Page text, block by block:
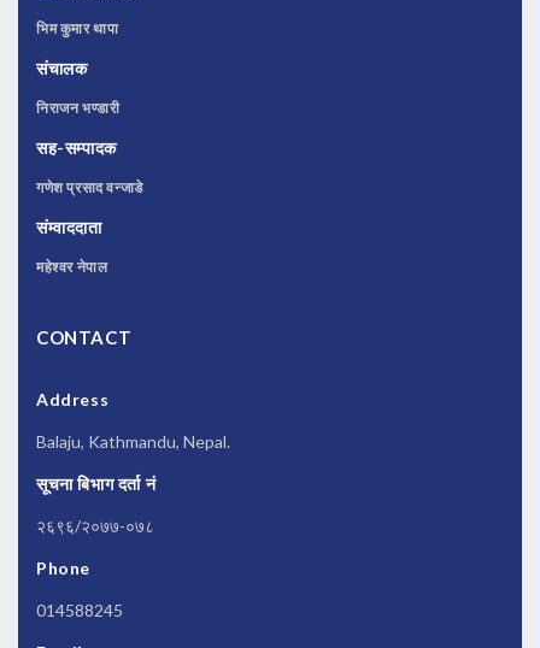
भिम कुमार थापा
संचालक
निराजन भण्डारी
सह-सम्पादक
गणेश प्रसाद वन्जाडे
संम्वाददाता
महेश्वर नेपाल
CONTACT
Address
Balaju, Kathmandu, Nepal.
सूचना बिभाग दर्ता नं
२६९६/२०७७-०७८
Phone
014588245